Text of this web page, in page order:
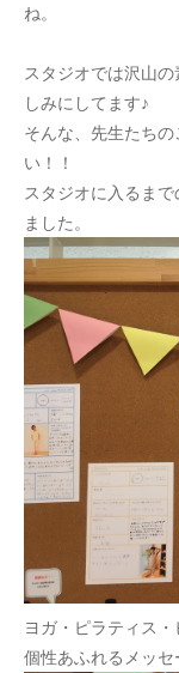
ね。
スタジオでは沢山
しみにしてます♪
そんな、先生たち
い！！
スタジオに入るま
ました。
ヨガ・ピラティス
個性あふれるメッ